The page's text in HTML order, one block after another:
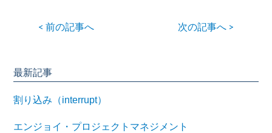
< 前の記事へ 次の記事へ >
最新記事
割り込み（interrupt）
エンジョイ・プロジェクトマネジメント